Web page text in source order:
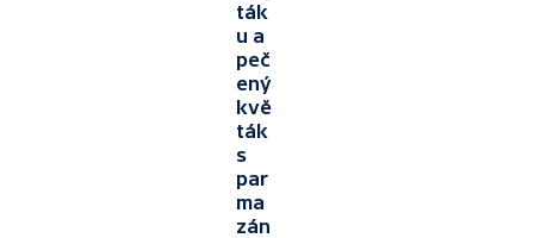
ták
u a
peč
ený
kvě
ták
s
par
ma
zán